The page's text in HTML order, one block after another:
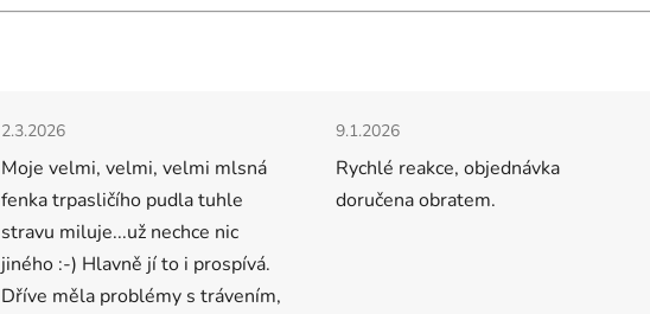
Hodnocení obchodu je 5 z 5 hvězdiček.
2.3.2026
Moje velmi, velmi, velmi mlsná
fenka trpasličího pudla tuhle
stravu miluje...už nechce nic
jiného :-) Hlavně jí to i prospívá.
Dříve měla problémy s trávením,
Hodnocení obchodu je 5 z 5 hvězdiček.
9.1.2026
Rychlé reakce, objednávka
doručena obratem.